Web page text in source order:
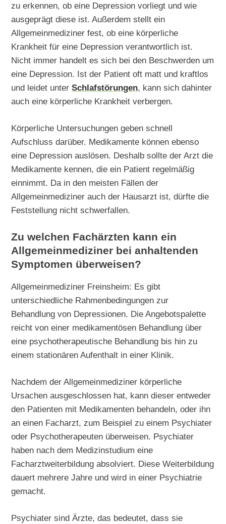
zu erkennen, ob eine Depression vorliegt und wie
ausgeprägt diese ist. Außerdem stellt ein
Allgemeinmediziner fest, ob eine körperliche
Krankheit für eine Depression verantwortlich ist.
Nicht immer handelt es sich bei den Beschwerden um
eine Depression. Ist der Patient oft matt und kraftlos
und leidet unterSchlafstörungen, kann sich dahinter
auch eine körperliche Krankheit verbergen.
Körperliche Untersuchungen geben schnell
Aufschluss darüber. Medikamente können ebenso
eine Depression auslösen. Deshalb sollte der Arzt die
Medikamente kennen, die ein Patient regelmäßig
einnimmt. Da in den meisten Fällen der
Allgemeinmediziner auch der Hausarzt ist, dürfte die
Feststellung nicht schwerfallen.
Zu welchen Fachärzten kann ein
Allgemeinmediziner bei anhaltenden
Symptomen überweisen?
Allgemeinmediziner Freinsheim: Es gibt
unterschiedliche Rahmenbedingungen zur
Behandlung von Depressionen. Die Angebotspalette
reicht von einer medikamentösen Behandlung über
eine psychotherapeutische Behandlung bis hin zu
einem stationären Aufenthalt in einer Klinik.
Nachdem der Allgemeinmediziner körperliche
Ursachen ausgeschlossen hat, kann dieser entweder
den Patienten mit Medikamenten behandeln, oder ihn
an einen Facharzt, zum Beispiel zu einem Psychiater
oder Psychotherapeuten überweisen. Psychiater
haben nach dem Medizinstudium eine
Facharztweiterbildung absolviert. Diese Weiterbildung
dauert mehrere Jahre und wird in einer Psychiatrie
gemacht.
Psychiater sind Ärzte, das bedeutet, dass sie